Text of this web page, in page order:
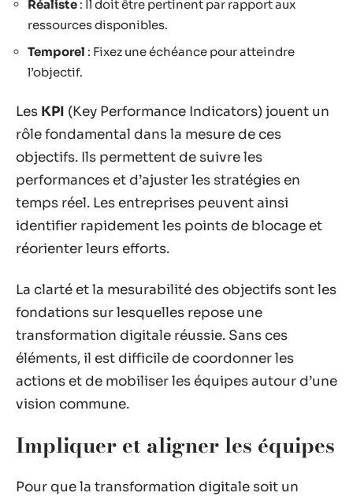
Réaliste : Il doit être pertinent par rapport aux
ressources disponibles.
Temporel : Fixez une échéance pour atteindre
l’objectif.
Les KPI (Key Performance Indicators) jouent un
rôle fondamental dans la mesure de ces
objectifs. Ils permettent de suivre les
performances et d’ajuster les stratégies en
temps réel. Les entreprises peuvent ainsi
identifier rapidement les points de blocage et
réorienter leurs efforts.
La clarté et la mesurabilité des objectifs sont les
fondations sur lesquelles repose une
transformation digitale réussie. Sans ces
éléments, il est difficile de coordonner les
actions et de mobiliser les équipes autour d’une
vision commune.
Impliquer et aligner les équipes
Pour que la transformation digitale soit un